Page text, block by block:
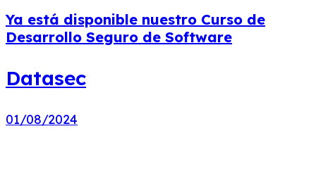
Ya está disponible nuestro Curso de
Desarrollo Seguro de Software
Datasec
01/08/2024